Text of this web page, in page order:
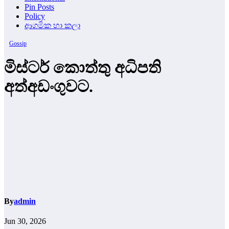
Pin Posts
Policy
ආගමික හා කලා
Gossip
මිස්ටර් කොත්තු අධිපති
අත්අඩංගුවට.
Byadmin
Jun 30, 2026